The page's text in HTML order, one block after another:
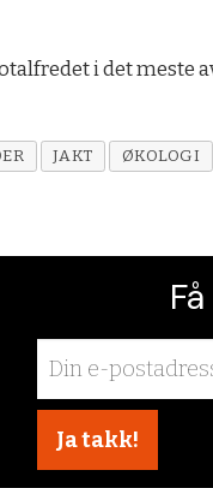
i det meste
JAKT ØKOLOGI